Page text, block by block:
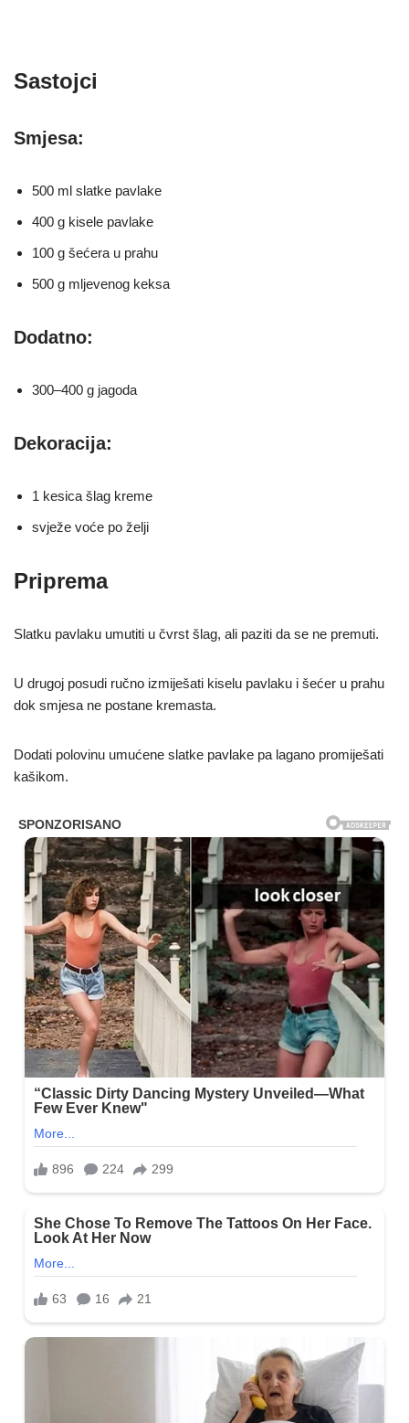
Sastojci
Smjesa:
500 ml slatke pavlake
400 g kisele pavlake
100 g šećera u prahu
500 g mljevenog keksa
Dodatno:
300–400 g jagoda
Dekoracija:
1 kesica šlag kreme
svježe voće po želji
Priprema
Slatku pavlaku umutiti u čvrst šlag, ali paziti da se ne premuti.
U drugoj posudi ručno izmiješati kiselu pavlaku i šećer u prahu
dok smjesa ne postane kremasta.
Dodati polovinu umućene slatke pavlake pa lagano promiješati
kašikom.